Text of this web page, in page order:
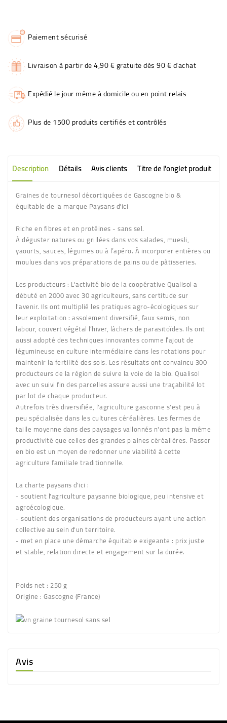
Paiement sécurisé
Livraison à partir de 4,90 € gratuite dès 90 € d'achat
Expédié le jour même à domicile ou en point relais
Plus de 1500 produits certifiés et contrôlés
Description Détails Avis clients Titre de l'onglet produit
Graines de tournesol décortiquées de Gascogne bio &
équitable de la marque Paysans d'ici
Riche en fibres et en protéines - sans sel.
À déguster natures ou grillées dans vos salades, muesli,
yaourts, sauces, légumes ou à l’apéro. À incorporer entières ou
moulues dans vos préparations de pains ou de pâtisseries.
Les producteurs : L'activité bio de la coopérative Qualisol a
débuté en 2000 avec 30 agriculteurs, sans certitude sur
l'avenir. Ils ont multiplié les pratiques agro-écologiques sur
leur exploitation : assolement diversifié, faux semis, non
labour, couvert végétal l’hiver, lâchers de parasitoïdes. Ils ont
aussi adopté des techniques innovantes comme l’ajout de
légumineuse en culture intermédiaire dans les rotations pour
maintenir la fertilité des sols. Les résultats ont convaincu 300
producteurs de la région de suivre la voie de la bio. Qualisol
avec un suivi fin des parcelles assure aussi une traçabilité lot
par lot de chaque producteur.
Autrefois très diversifiée, l'agriculture gasconne s'est peu à
peu spécialisée dans les cultures céréalières. Les fermes de
taille moyenne dans des paysages vallonnés n'ont pas la même
productivité que celles des grandes plaines céréalières. Passer
en bio est un moyen de redonner une viabilité à cette
agriculture familiale traditionnelle.
La charte paysans d'ici :
- soutient l'agriculture paysanne biologique, peu intensive et
agroécologique.
- soutient des organisations de producteurs ayant une action
collective au sein d'un territoire.
- met en place une démarche équitable exigeante : prix juste
et stable, relation directe et engagement sur la durée.
Poids net : 250 g
Origine : Gascogne (France)
Avis